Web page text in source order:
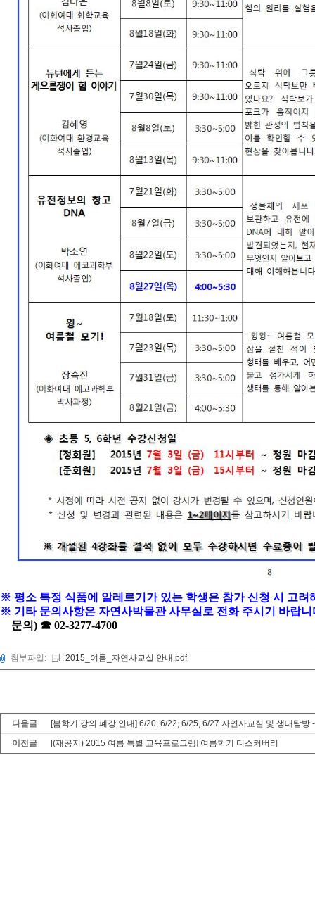
※ 평소 특정 식품에 알레르기가 있는 학생은 참가 신청 시 고려
※ 기타 문의사항은 자연사박물관 사무실로 전화 주시기 바랍니
문의) ☎ 02-3277-4700
첨부파일: 2015_여름_자연사교실 안내.pdf
다음글
[봄학기 강의 폐강 안내] 6/20, 6/22, 6/25, 6/27 자연사교실 및 생태탐방
이전글
[(재공지) 2015 여름 특별 교육프로그램] 여름학기 디스커버리